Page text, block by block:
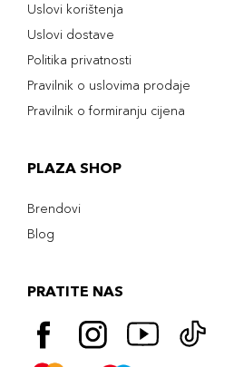
Uslovi korištenja
Uslovi dostave
Politika privatnosti
Pravilnik o uslovima prodaje
Pravilnik o formiranju cijena
PLAZA SHOP
Brendovi
Blog
PRATITE NAS